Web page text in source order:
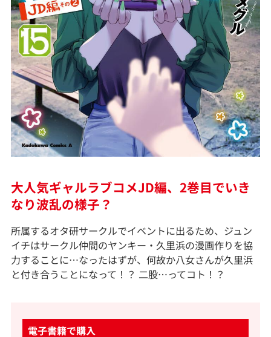
大人気ギャルラブコメJD編、2巻目でいき
なり波乱の様子？
所属するオタ研サークルでイベントに出るため、ジュン
イチはサークル仲間のヤンキー・久里浜の漫画作りを協
力することに…なったはずが、何故か八女さんが久里浜
と付き合うことになって！？ 二股…ってコト！？
電子書籍で購入